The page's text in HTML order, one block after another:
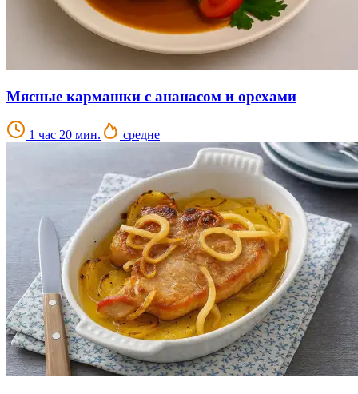
Мясные кармашки с ананасом и орехами
1 час 20 мин. средне